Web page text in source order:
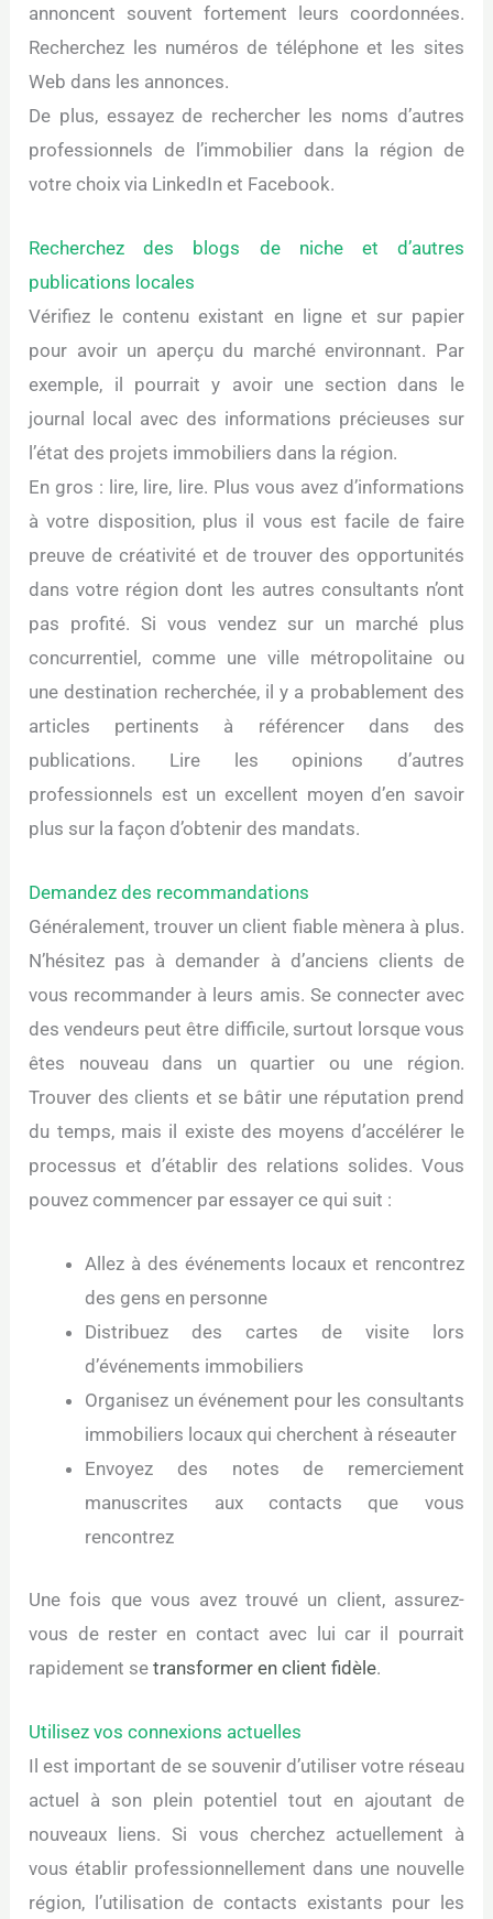
annoncent souvent fortement leurs coordonnées.
Recherchez les numéros de téléphone et les sites
Web dans les annonces.
De plus, essayez de rechercher les noms d’autres
professionnels de l’immobilier dans la région de
votre choix via LinkedIn et Facebook.
Recherchez des blogs de niche et d’autres
publications locales
Vérifiez le contenu existant en ligne et sur papier
pour avoir un aperçu du marché environnant. Par
exemple, il pourrait y avoir une section dans le
journal local avec des informations précieuses sur
l’état des projets immobiliers dans la région.
En gros : lire, lire, lire. Plus vous avez d’informations
à votre disposition, plus il vous est facile de faire
preuve de créativité et de trouver des opportunités
dans votre région dont les autres consultants n’ont
pas profité. Si vous vendez sur un marché plus
concurrentiel, comme une ville métropolitaine ou
une destination recherchée, il y a probablement des
articles pertinents à référencer dans des
publications. Lire les opinions d’autres
professionnels est un excellent moyen d’en savoir
plus sur la façon d’obtenir des mandats.
Demandez des recommandations
Généralement, trouver un client fiable mènera à plus.
N’hésitez pas à demander à d’anciens clients de
vous recommander à leurs amis. Se connecter avec
des vendeurs peut être difficile, surtout lorsque vous
êtes nouveau dans un quartier ou une région.
Trouver des clients et se bâtir une réputation prend
du temps, mais il existe des moyens d’accélérer le
processus et d’établir des relations solides. Vous
pouvez commencer par essayer ce qui suit :
Allez à des événements locaux et rencontrez
des gens en personne
Distribuez des cartes de visite lors
d’événements immobiliers
Organisez un événement pour les consultants
immobiliers locaux qui cherchent à réseauter
Envoyez des notes de remerciement
manuscrites aux contacts que vous
rencontrez
Une fois que vous avez trouvé un client, assurez-
vous de rester en contact avec lui car il pourrait
rapidement setransformer en client fidèle.
Utilisez vos connexions actuelles
Il est important de se souvenir d’utiliser votre réseau
actuel à son plein potentiel tout en ajoutant de
nouveaux liens. Si vous cherchez actuellement à
vous établir professionnellement dans une nouvelle
région, l’utilisation de contacts existants pour les